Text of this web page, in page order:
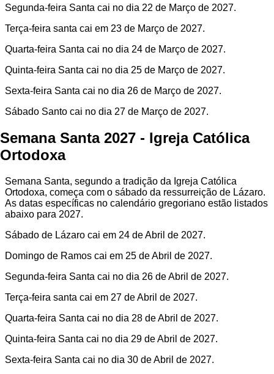
Segunda-feira Santa cai no dia 22 de Março de 2027.
Terça-feira santa cai em 23 de Março de 2027.
Quarta-feira Santa cai no dia 24 de Março de 2027.
Quinta-feira Santa cai no dia 25 de Março de 2027.
Sexta-feira Santa cai no dia 26 de Março de 2027.
Sábado Santo cai no dia 27 de Março de 2027.
Semana Santa 2027 - Igreja Católica
Ortodoxa
Semana Santa, segundo a tradição da Igreja Católica
Ortodoxa, começa com o sábado da ressurreição de Lázaro.
As datas específicas no calendário gregoriano estão listados
abaixo para 2027.
Sábado de Lázaro cai em 24 de Abril de 2027.
Domingo de Ramos cai em 25 de Abril de 2027.
Segunda-feira Santa cai no dia 26 de Abril de 2027.
Terça-feira santa cai em 27 de Abril de 2027.
Quarta-feira Santa cai no dia 28 de Abril de 2027.
Quinta-feira Santa cai no dia 29 de Abril de 2027.
Sexta-feira Santa cai no dia 30 de Abril de 2027.